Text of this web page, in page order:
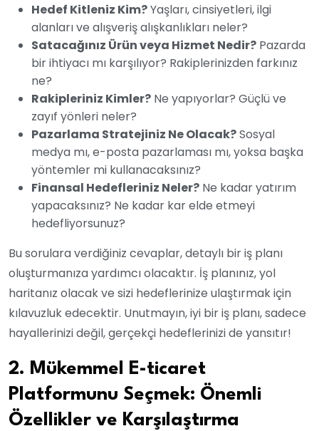
Hedef Kitleniz Kim?Yaşları, cinsiyetleri, ilgi
alanları ve alışveriş alışkanlıkları neler?
Satacağınız Ürün veya Hizmet Nedir? Pazarda
bir ihtiyacı mı karşılıyor? Rakiplerinizden farkınız
ne?
Rakipleriniz Kimler? Ne yapıyorlar? Güçlü ve
zayıf yönleri neler?
Pazarlama Stratejiniz Ne Olacak?Sosyal
medya mı, e-posta pazarlaması mı, yoksa başka
yöntemler mi kullanacaksınız?
Finansal Hedefleriniz Neler? Ne kadar yatırım
yapacaksınız? Ne kadar kar elde etmeyi
hedefliyorsunuz?
Bu sorulara verdiğiniz cevaplar, detaylı bir iş planı
oluşturmanıza yardımcı olacaktır. İş planınız, yol
haritanız olacak ve sizi hedeflerinize ulaştırmak için
kılavuzluk edecektir. Unutmayın, iyi bir iş planı, sadece
hayallerinizi değil, gerçekçi hedeflerinizi de yansıtır!
2. Mükemmel E-ticaret
Platformunu Seçmek: Önemli
Özellikler ve Karşılaştırma